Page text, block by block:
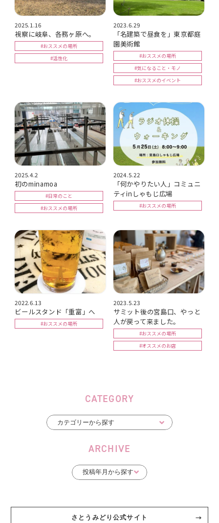
2025.1.16
視察に岐阜、各務ヶ原へ。
#おススメの場所
#活性化
2023.6.29
「名建築で昼食を」東京都庭
園美術館
#おススメの場所
#気になること・モノ
#おススメのイベント
2025.4.2
初のminamoa
#日常のこと
#おススメの場所
2024.5.22
「何かやりたい人」コミュニ
ティinしゃもじ広場
#おススメの場所
2022.6.13
ビールスタンド「重富」へ
#おススメの場所
2023.5.23
サミット後の宮島口、やっと
人が戻って来ました。
#おススメの場所
#オススメのお店
CATEGORY
ARCHIVE
さとうみどり公式サイト